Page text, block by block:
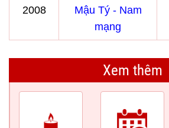
2008
Mậu Tý - Nam
mạng
Xem thêm